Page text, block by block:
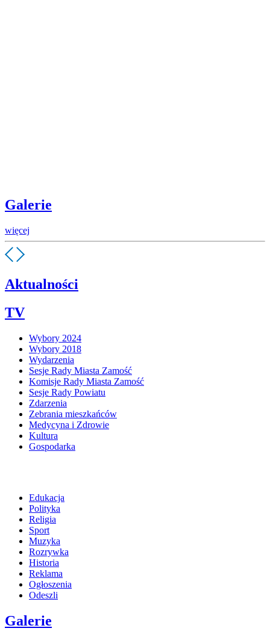
Galerie
więcej
Aktualności
TV
Wybory 2024
Wybory 2018
Wydarzenia
Sesje Rady Miasta Zamość
Komisje Rady Miasta Zamość
Sesje Rady Powiatu
Zdarzenia
Zebrania mieszkańców
Medycyna i Zdrowie
Kultura
Gospodarka
Edukacja
Polityka
Religia
Sport
Muzyka
Rozrywka
Historia
Reklama
Ogłoszenia
Odeszli
Galerie